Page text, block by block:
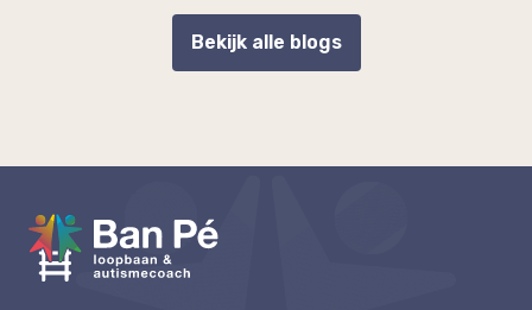
Bekijk alle blogs